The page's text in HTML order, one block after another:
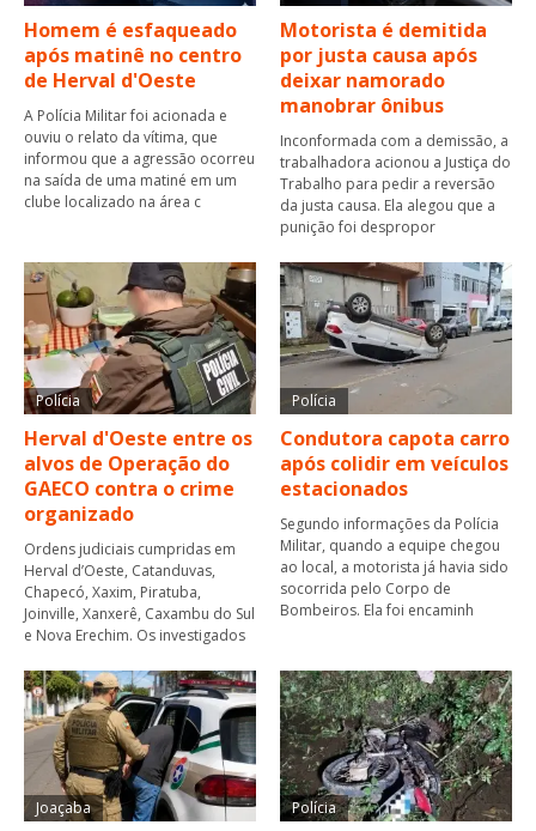
Homem é esfaqueado
após matinê no centro
de Herval d'Oeste
A Polícia Militar foi acionada e
ouviu o relato da vítima, que
informou que a agressão ocorreu
na saída de uma matiné em um
clube localizado na área c
Motorista é demitida
por justa causa após
deixar namorado
manobrar ônibus
Inconformada com a demissão, a
trabalhadora acionou a Justiça do
Trabalho para pedir a reversão
da justa causa. Ela alegou que a
punição foi despropor
Polícia
Herval d'Oeste entre os
alvos de Operação do
GAECO contra o crime
organizado
Ordens judiciais cumpridas em
Herval d’Oeste, Catanduvas,
Chapecó, Xaxim, Piratuba,
Joinville, Xanxerê, Caxambu do Sul
e Nova Erechim. Os investigados
Polícia
Condutora capota carro
após colidir em veículos
estacionados
Segundo informações da Polícia
Militar, quando a equipe chegou
ao local, a motorista já havia sido
socorrida pelo Corpo de
Bombeiros. Ela foi encaminh
Joaçaba Polícia